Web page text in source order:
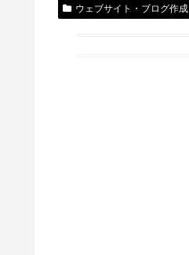
ウェブサイト・ブログ作成